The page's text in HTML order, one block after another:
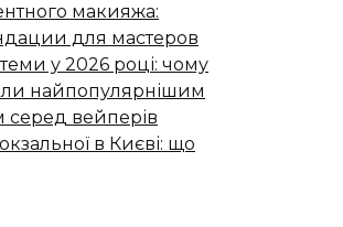
макияжа:
для мастеров
у 2026 році: чому
найпопулярнішим
серед вейперів
в Києві: що